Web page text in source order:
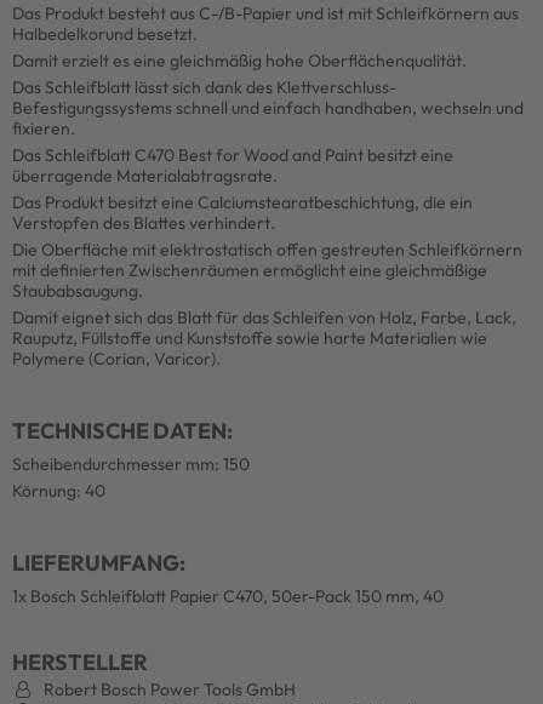
Das Produkt besteht aus C-/B-Papier und ist mit Schleifkörnern aus
Halbedelkorund besetzt.
Damit erzielt es eine gleichmäßig hohe Oberflächenqualität.
Das Schleifblatt lässt sich dank des Klettverschluss-
Befestigungssystems schnell und einfach handhaben, wechseln und
fixieren.
Das Schleifblatt C470 Best for Wood and Paint besitzt eine
überragende Materialabtragsrate.
Das Produkt besitzt eine Calciumstearatbeschichtung, die ein
Verstopfen des Blattes verhindert.
Die Oberfläche mit elektrostatisch offen gestreuten Schleifkörnern
mit definierten Zwischenräumen ermöglicht eine gleichmäßige
Staubabsaugung.
Damit eignet sich das Blatt für das Schleifen von Holz, Farbe, Lack,
Rauputz, Füllstoffe und Kunststoffe sowie harte Materialien wie
Polymere (Corian, Varicor).
TECHNISCHE DATEN:
Scheibendurchmesser mm: 150
Körnung: 40
LIEFERUMFANG:
1x Bosch Schleifblatt Papier C470, 50er-Pack 150 mm, 40
HERSTELLER
Robert Bosch Power Tools GmbH